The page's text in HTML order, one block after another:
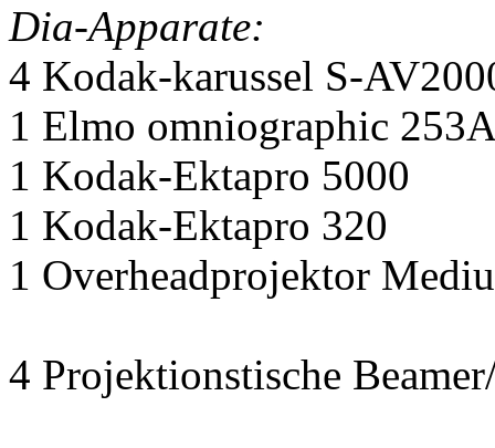
Dia-Apparate:
4 Kodak-karussel S-
1 Elmo omniographic
1 Kodak-Ektapro 5000
1 Kodak-Ektapro 320
1 Overheadprojektor
4 Projektionstische